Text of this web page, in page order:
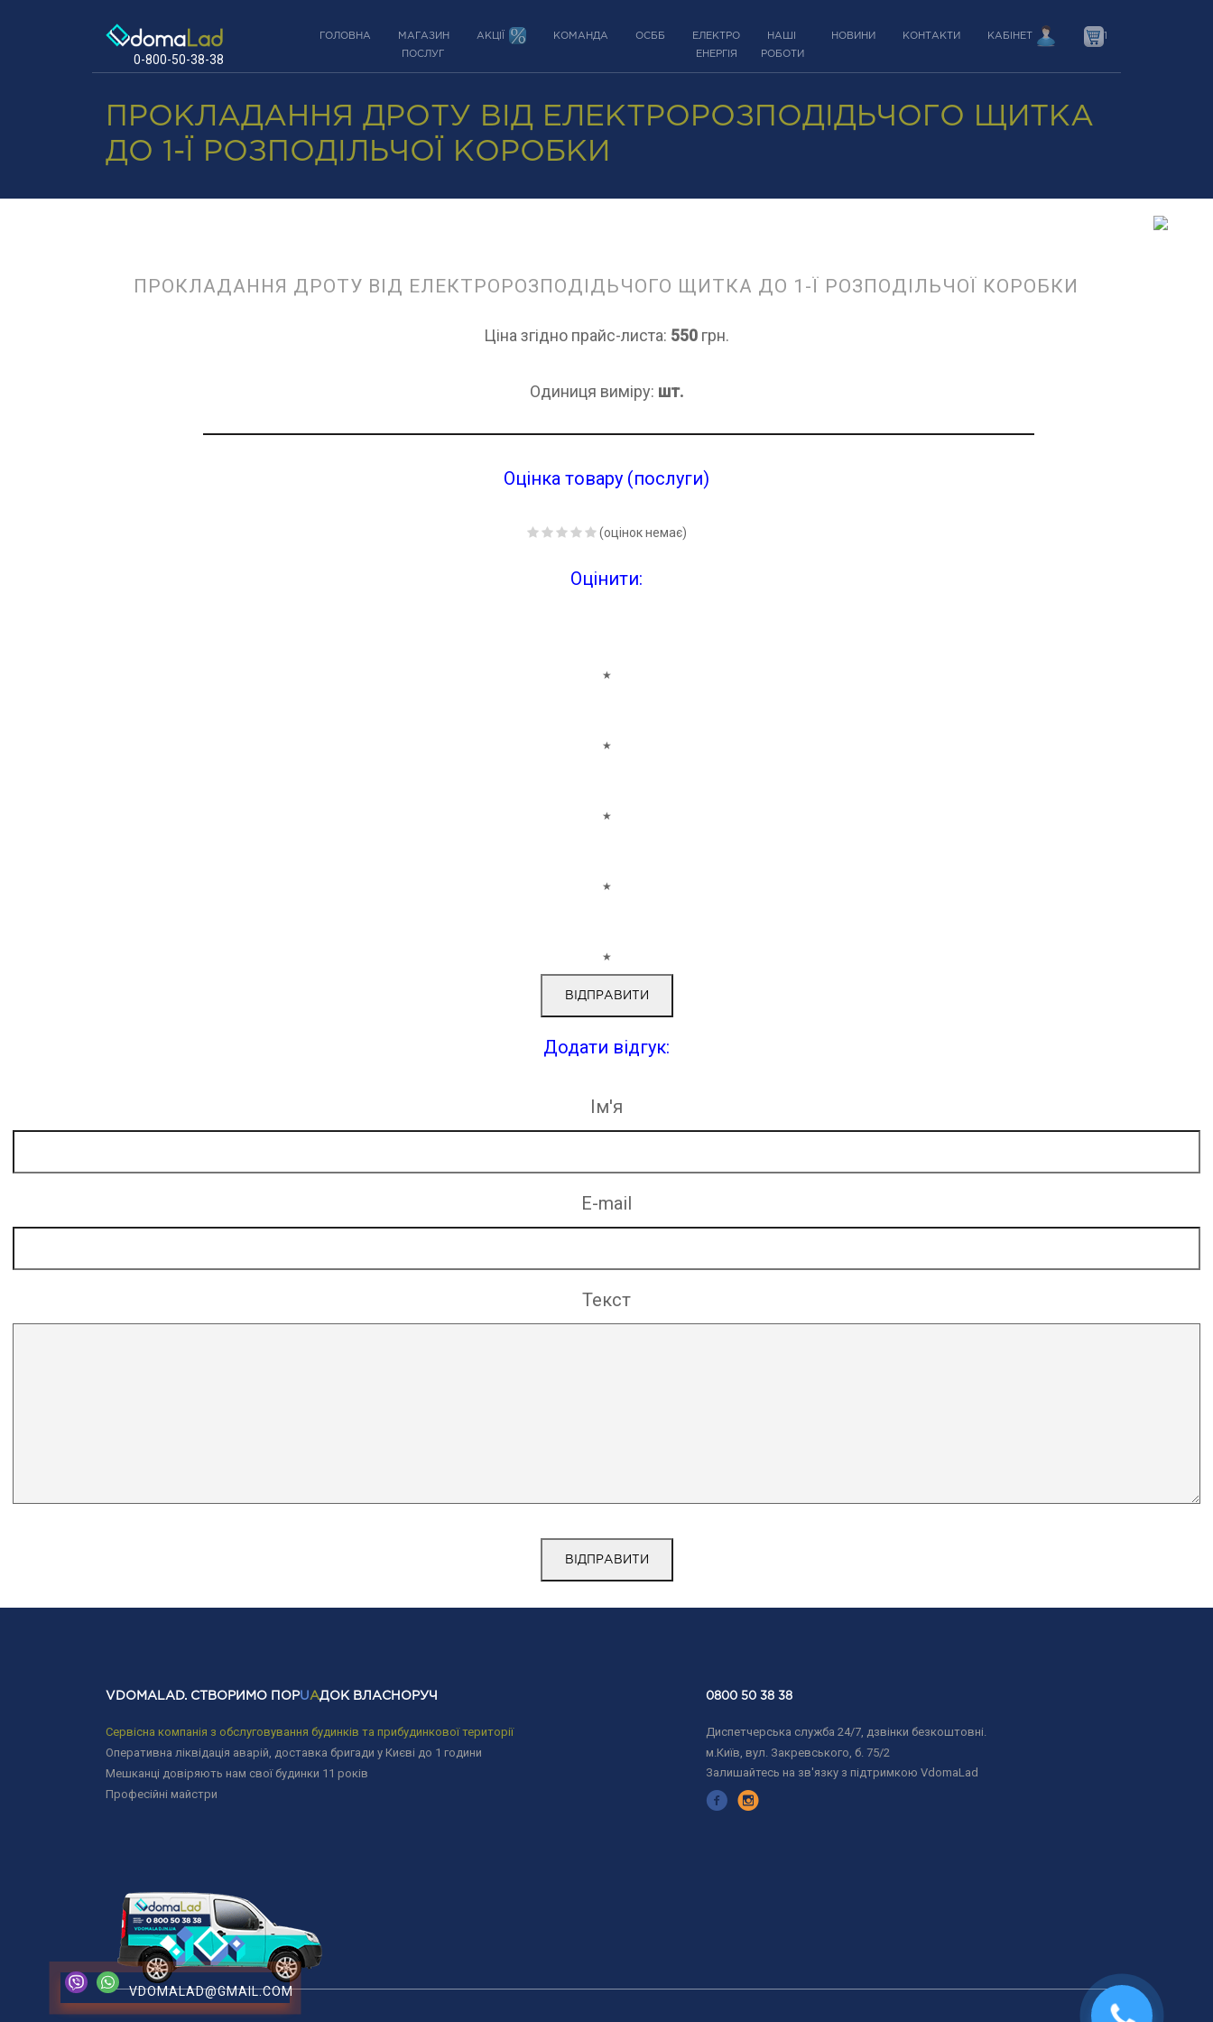
0-800-50-38-38
ГОЛОВНА
МАГАЗИН
ПОСЛУГ
АКЦІЇ КОМАНДА ОСББ
ЕЛЕКТРО
ЕНЕРГІЯ
НАШІ
РОБОТИ
НОВИНИ КОНТАКТИ КАБІНЕТ 1
ПРОКЛАДАННЯ ДРОТУ ВІД ЕЛЕКТРОРОЗПОДІДЬЧОГО ЩИТКА
ДО 1-Ї РОЗПОДІЛЬЧОЇ КОРОБКИ
ПРОКЛАДАННЯ ДРОТУ ВІД ЕЛЕКТРОРОЗПОДІДЬЧОГО ЩИТКА ДО 1-Ї РОЗПОДІЛЬЧОЇ КОРОБКИ
Ціна згідно прайс-листа: 550 грн.
Одиниця виміру: шт.
Оцінка товару (послуги)
(оцінок немає)
Оцінити:
★
★
★
★
★
Додати відгук:
Ім'я
E-mail
Текст
VDOMALAD. СТВОРИМО ПОРUAДОК ВЛАСНОРУЧ
Сервісна компанія з обслуговування будинків та прибудинкової території
Оперативна ліквідація аварій, доставка бригади у Києві до 1 години
Мешканці довіряють нам свої будинки 11 років
Професійні майстри
0800 50 38 38
Диспетчерська служба 24/7, дзвінки безкоштовні.
м.Київ, вул. Закревського, б. 75/2
Залишайтесь на зв'язку з підтримкою VdomaLad
VDOMALAD@GMAIL.COM